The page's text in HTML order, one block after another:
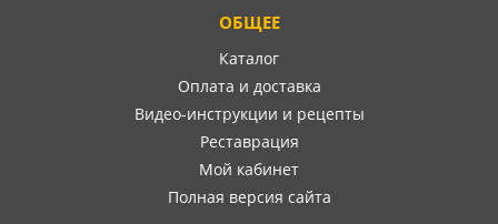
ОБЩЕЕ
Каталог
Оплата и доставка
Видео-инструкции и рецепты
Реставрация
Мой кабинет
Полная версия сайта